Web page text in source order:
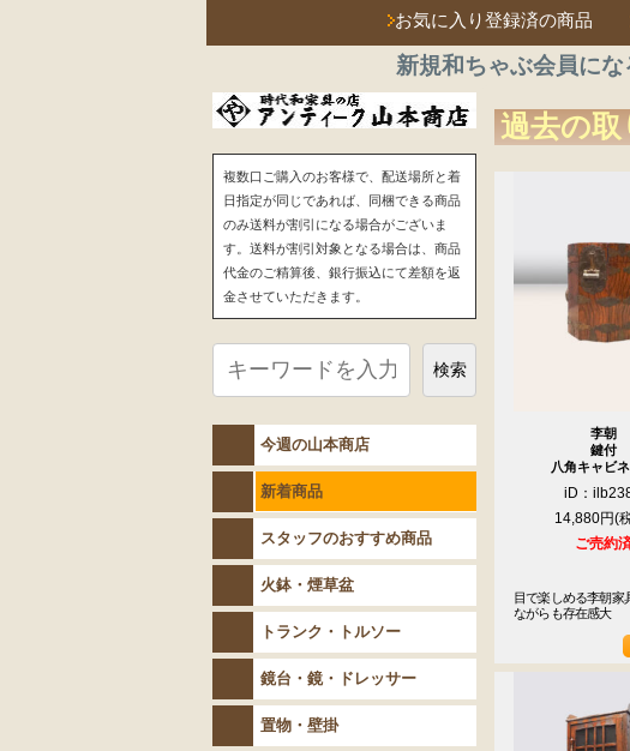
お気に入り登録済の商品
新規和ちゃぶ会員に
過去の取
李朝
鍵付
八角キャビ
iD：
14,880円
ご売約
目で楽しめる李朝家
ながらも存在感大
複数口ご購入のお客様で、配送場所と着
日指定が同じであれば、同梱できる商品
のみ送料が割引になる場合がございま
す。送料が割引対象となる場合は、商品
代金のご精算後、銀行振込にて差額を返
金させていただきます。
検索
今週の山本商店
新着商品
スタッフのおすすめ商品
火鉢・煙草盆
トランク・トルソー
鏡台・鏡・ドレッサー
置物・壁掛